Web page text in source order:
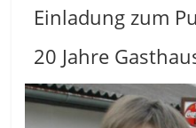
Einladung zum
20 Jahre